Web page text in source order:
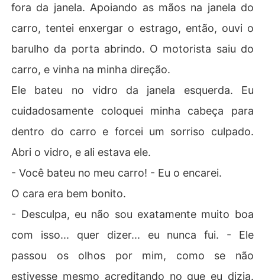
fora da janela. Apoiando as mãos na janela do
carro, tentei enxergar o estrago, então, ouvi o
barulho da porta abrindo. O motorista saiu do
carro, e vinha na minha direção.
Ele bateu no vidro da janela esquerda. Eu
cuidadosamente coloquei minha cabeça para
dentro do carro e forcei um sorriso culpado.
Abri o vidro, e ali estava ele.
- Você bateu no meu carro! - Eu o encarei.
O cara era bem bonito.
- Desculpa, eu não sou exatamente muito boa
com isso... quer dizer... eu nunca fui. - Ele
passou os olhos por mim, como se não
estivesse mesmo acreditando no que eu dizia.